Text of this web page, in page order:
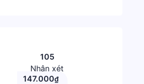
105
Nhận xét
147.000₫